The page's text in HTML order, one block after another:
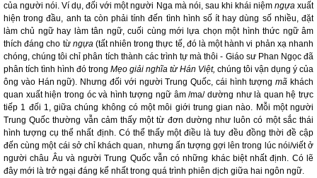
của người nói. Ví dụ, đối với một người Nga mà nói, sau khi khái niệm ngựaxuất
hiện trong đầu, anh ta còn phải tính đến tình hình số ít hay dùng số nhiều, đặt
làm chủ ngữ hay làm tân ngữ, cuối cùng mới lựa chọn một hình thức ngữ âm
thích đáng cho từ ngựa(tất nhiên trong thực tế, đó là một hành vi phản xạ nhanh
chóng, chúng tôi chỉ phân tích thành các trình tự mà thôi - Giáo sư Phan Ngọc đã
phân tích tình hình đó trong Mẹo giải nghĩa từ Hán Việt, chúng tôi vận dụng ý của
ông vào Hán ngữ). Nhưng đối với người Trung Quốc, cái hình tượngmã khách
quan xuất hiện trong óc và hình tượng ngữ âm /ma/ dường như là quan hệ trực
tiếp 1 đối 1, giữa chúng không có một môi giới trung gian nào. Mỗi một người
Trung Quốc thường vẫn cảm thấy một từ đơn dường như luôn có một sắc thái
hình tượng cụ thể nhất định. Có thể thấy một điều là tuy đều đồng thời đề cập
đến cùng một cái sở chỉ khách quan, nhưng ấn tượng gợi lên trong lúc nói/viết ở
người châu Âu và người Trung Quốc vẫn có những khác biệt nhất định. Có lẽ
đây mới là trở ngại đáng kể nhất trong quá trình phiên dịch giữa hai ngôn ngữ.